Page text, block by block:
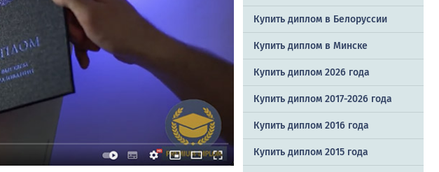
Купить диплом в Белоруссии
Купить диплом в Минске
Купить диплом 2026 года
Купить диплом 2017-2026 года
Купить диплом 2016 года
Купить диплом 2015 года